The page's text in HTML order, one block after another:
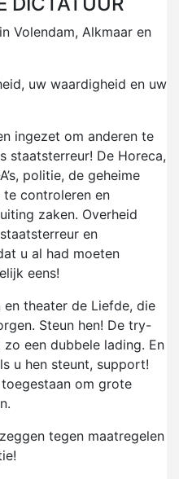
Volendam, Alkmaar en
uw waardigheid en uw
ingezet om anderen te
staatsterreur! De Horeca,
politie, de geheime
controleren en
zaken. Overheid
en
u al had moeten
eens!
en theater de Liefde, die
Steun hen! De try-
zo een dubbele lading. En
u hen steunt, support!
om grote
tegen maatregelen